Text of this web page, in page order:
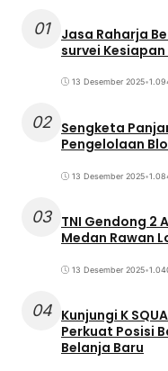
01
Jasa Raharja
survei
13 Desember 2025•
02 Sengketa
Pengelolaan
13 Desember 2025•
03 TNI Gendong 2
Medan Rawan
13 Desember 2025•
04 Kunjungi K
Perkuat Posisi
Belanja Baru